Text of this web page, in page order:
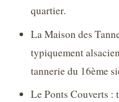
quartier.
La Maison des
typiquement
tannerie du 16ème
Le Ponts Couverts :